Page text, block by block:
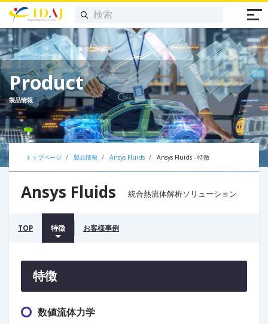
Product
製品情報
トップページ 製品情報 Ansys Fluids Ansys Fluids - 特徴
Ansys Fluids 統合熱流体解析ソリューション
TOP 特徴 お客様事例
特徴
数値流体力学